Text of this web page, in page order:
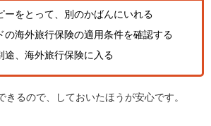
ーをとって、別のかばんにいれる
の海外旅行保険の適用条件を確認する
途、海外旅行保険に入る
きるので、しておいたほうが安心です。